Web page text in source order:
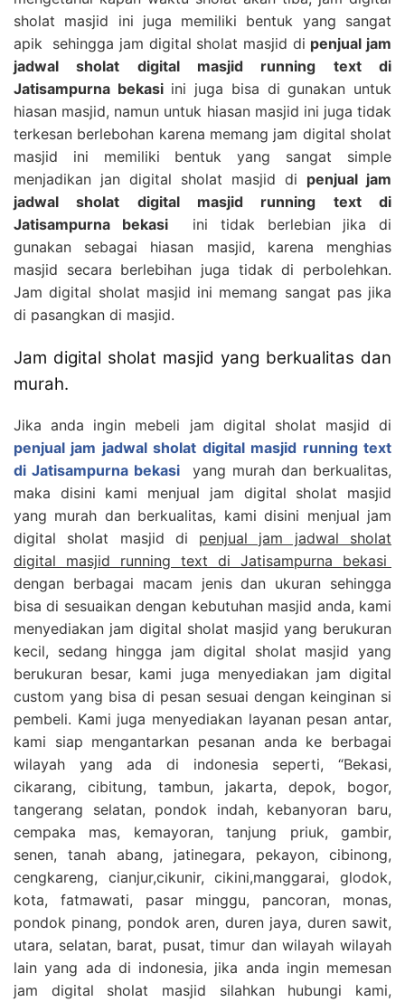
sholat masjid ini juga memiliki bentuk yang sangat
apik sehingga jam digital sholat masjid di penjual jam
jadwal sholat digital masjid running text di
Jatisampurna bekasiini juga bisa di gunakan untuk
hiasan masjid, namun untuk hiasan masjid ini juga tidak
terkesan berlebohan karena memang jam digital sholat
masjid ini memiliki bentuk yang sangat simple
menjadikan jan digital sholat masjid di penjual jam
jadwal sholat digital masjid running text di
Jatisampurna bekasiini tidak berlebian jika di
gunakan sebagai hiasan masjid, karena menghias
masjid secara berlebihan juga tidak di perbolehkan.
Jam digital sholat masjid ini memang sangat pas jika
di pasangkan di masjid.
Jam digital sholat masjid yang berkualitas dan
murah.
Jika anda ingin mebeli jam digital sholat masjid di
penjual jam jadwal sholat digital masjid running text
di Jatisampurna bekasi
yang murah dan berkualitas,
maka disini kami menjual jam digital sholat masjid
yang murah dan berkualitas, kami disini menjual jam
digital sholat masjid di penjual jam jadwal sholat
digital masjid running text di Jatisampurna bekasi
dengan berbagai macam jenis dan ukuran sehingga
bisa di sesuaikan dengan kebutuhan masjid anda, kami
menyediakan jam digital sholat masjid yang berukuran
kecil, sedang hingga jam digital sholat masjid yang
berukuran besar, kami juga menyediakan jam digital
custom yang bisa di pesan sesuai dengan keinginan si
pembeli. Kami juga menyediakan layanan pesan antar,
kami siap mengantarkan pesanan anda ke berbagai
wilayah yang ada di indonesia seperti, “Bekasi,
cikarang, cibitung, tambun, jakarta, depok, bogor,
tangerang selatan, pondok indah, kebanyoran baru,
cempaka mas, kemayoran, tanjung priuk, gambir,
senen, tanah abang, jatinegara, pekayon, cibinong,
cengkareng, cianjur,cikunir, cikini,manggarai, glodok,
kota, fatmawati, pasar minggu, pancoran, monas,
pondok pinang, pondok aren, duren jaya, duren sawit,
utara, selatan, barat, pusat, timur dan wilayah wilayah
lain yang ada di indonesia, jika anda ingin memesan
jam digital sholat masjid silahkan hubungi kami,